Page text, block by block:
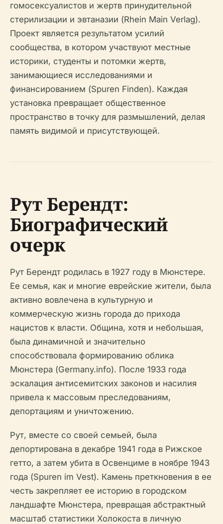
гомосексуалистов и жертв принудительной
стерилизации и эвтаназии (Rhein Main Verlag).
Проект является результатом усилий
сообщества, в котором участвуют местные
историки, студенты и потомки жертв,
занимающиеся исследованиями и
финансированием (Spuren Finden). Каждая
установка превращает общественное
пространство в точку для размышлений, делая
память видимой и присутствующей.
Рут Берендт:
Биографический
очерк
Рут Берендт родилась в 1927 году в Мюнстере.
Ее семья, как и многие еврейские жители, была
активно вовлечена в культурную и
коммерческую жизнь города до прихода
нацистов к власти. Община, хотя и небольшая,
была динамичной и значительно
способствовала формированию облика
Мюнстера (Germany.info). После 1933 года
эскалация антисемитских законов и насилия
привела к массовым преследованиям,
депортациям и уничтожению.
Рут, вместе со своей семьей, была
депортирована в декабре 1941 года в Рижское
гетто, а затем убита в Освенциме в ноябре 1943
года (Spuren im Vest). Камень преткновения в ее
честь закрепляет ее историю в городском
ландшафте Мюнстера, превращая абстрактный
масштаб статистики Холокоста в личную